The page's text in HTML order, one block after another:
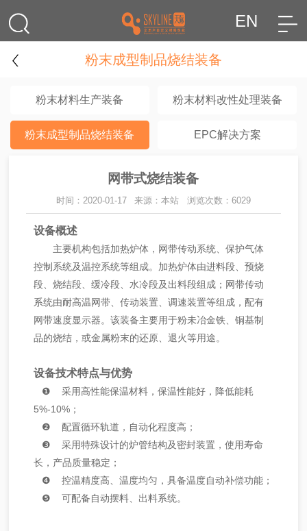
EN
粉末成型制品烧结装备
粉末材料生产装备 粉末材料改性处理装备
粉末成型制品烧结装备 EPC解决方案
网带式烧结装备
时间：2020-01-17 来源：本站 浏览次数：6029
设备概述
主要机构包括加热炉体，网带传动系统、保护气体
控制系统及温控系统等组成。加热炉体由进料段、预烧
段、烧结段、缓冷段、水冷段及出料段组成；网带传动
系统由耐高温网带、传动装置、调速装置等组成，配有
网带速度显示器。该装备主要用于粉未冶金铁、铜基制
品的烧结，或金属粉末的还原、退火等用途。
设备技术特点与优势
❶ 采⽤⾼性能保温材料，保温性能好，降低能耗
5%-10%；
❷ 配置循环轨道，⾃动化程度⾼；
❸ 采⽤特殊设计的炉管结构及密封装置，使⽤寿命
⻓，产品质量稳定；
❹ 控温精度⾼、温度均匀，具备温度⾃动补偿功能；
❺ 可配备⾃动摆料、出料系统。